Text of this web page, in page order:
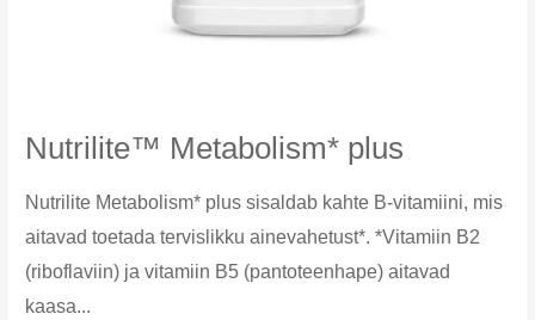
Nutrilite™ Metabolism* plus
Nutrilite Metabolism* plus sisaldab kahte B-vitamiini, mis
aitavad toetada tervislikku ainevahetust*. *Vitamiin B2
(riboflaviin) ja vitamiin B5 (pantoteenhape) aitavad
kaasa...